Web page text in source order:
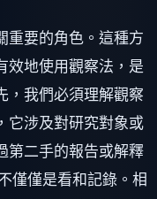
重要的角色。這種方
效地使用觀察法，是
，我們必須理解觀察
它涉及對研究對象或
第二手的報告或解釋
僅僅是看和記錄。相